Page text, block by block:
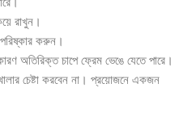
রাখুন।
করুন।
অতিরিক্ত চাপে ফ্রেম ভেঙে যেতে পারে।
চেষ্টা করবেন না। প্রয়োজনে একজন